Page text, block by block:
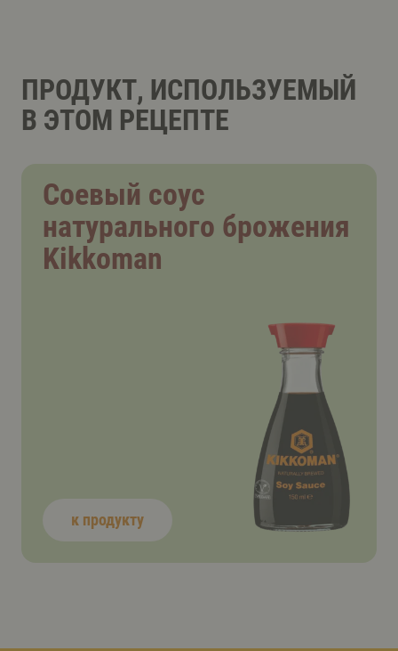
ПРОДУКТ, ИСПОЛЬЗУЕМЫЙ
В ЭТОМ РЕЦЕПТЕ
Соевый соус
натурального брожения
Kikkoman
к продукту